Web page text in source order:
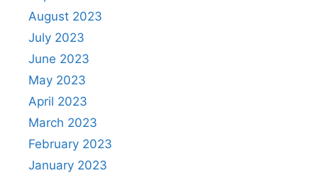
August 2023
July 2023
June 2023
May 2023
April 2023
March 2023
February 2023
January 2023